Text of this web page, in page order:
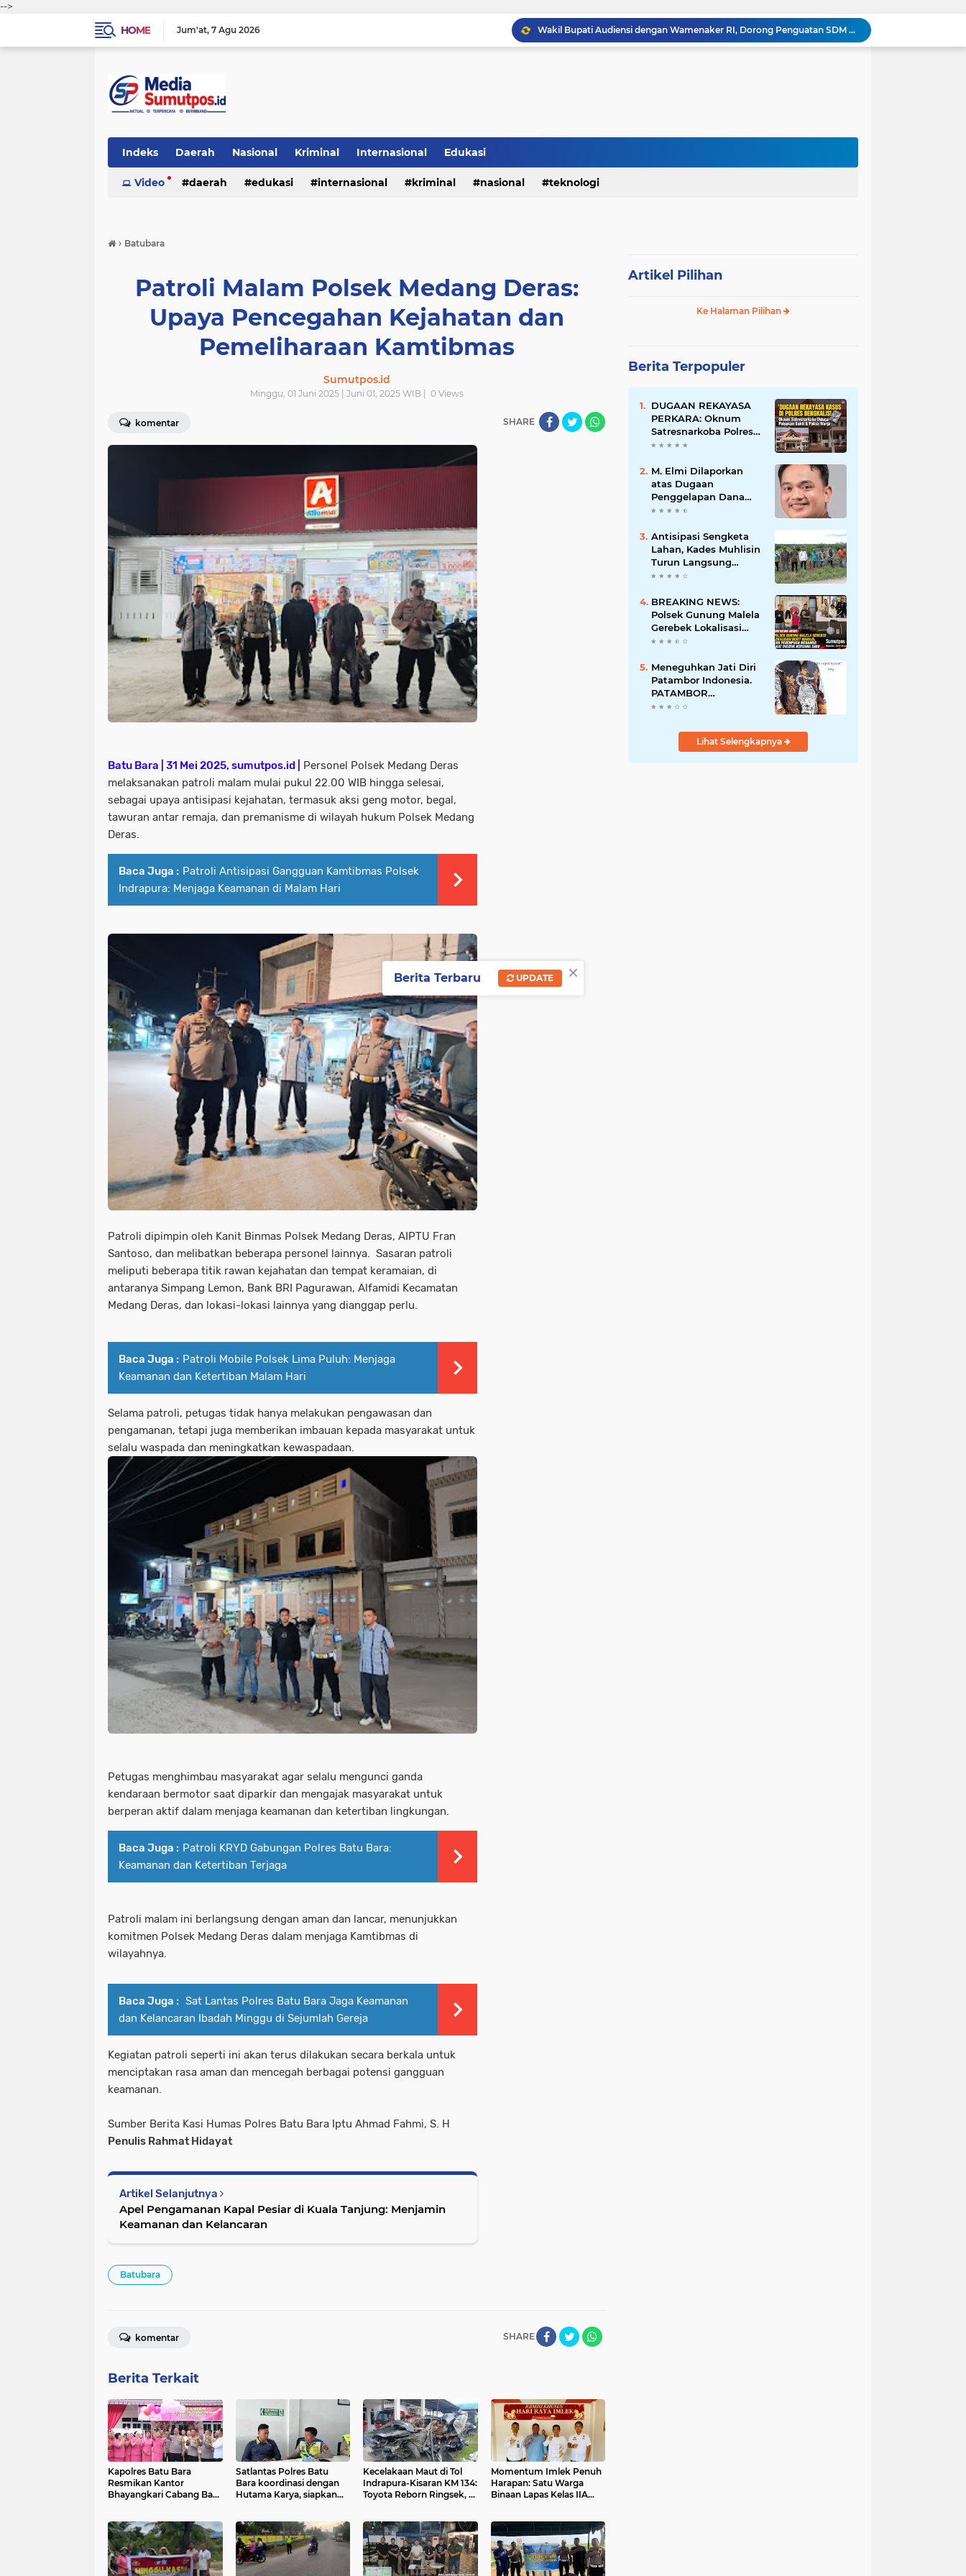
-->
HOME
Jum'at 7 Agu 2026
‎Wakil Bupati Audiensi dengan Wamenaker RI, Dorong Penguatan SDM dan Perlindungan Pekerja di Tanjung Jabung Barat ‎ ‎
HUT RI ke 81 dan Hari Jadi Kab, Tanjung Jabung Barat ke-62 Bupati Anwar Sadat Resmi Buka Lomba Mancing.
DIDUGA Tak Sesuai Spesifikasi, Proyek Rabat Beton Dana Desa Rp119,6 Juta di Sahkuda Bayu Disorot, Warga Minta Inspektorat Turun Periksa
Indeks Daerah Nasional Kriminal Internasional Edukasi
Video daerah edukasi internasional kriminal nasional teknologi
› Batubara
Patroli Malam Polsek Medang Deras:
Upaya Pencegahan Kejahatan dan
Pemeliharaan Kamtibmas
Sumutpos.id
Minggu, 01 Juni 2025 | Juni 01, 2025 WIB | 0Views
komentar SHARE
Batu Bara | 31 Mei 2025, sumutpos.id |
Personel Polsek Medang Deras
melaksanakan patroli malam mulai pukul 22.00 WIB hingga selesai,
sebagai upaya antisipasi kejahatan, termasuk aksi geng motor, begal,
tawuran antar remaja, dan premanisme di wilayah hukum Polsek Medang
Deras.
Baca Juga : Patroli Antisipasi Gangguan Kamtibmas Polsek
Indrapura: Menjaga Keamanan di Malam Hari
Patroli dipimpin oleh Kanit Binmas Polsek Medang Deras, AIPTU Fran
Santoso, dan melibatkan beberapa personel lainnya. Sasaran patroli
meliputi beberapa titik rawan kejahatan dan tempat keramaian, di
antaranya Simpang Lemon, Bank BRI Pagurawan, Alfamidi Kecamatan
Medang Deras, dan lokasi-lokasi lainnya yang dianggap perlu.
Baca Juga : Patroli Mobile Polsek Lima Puluh: Menjaga
Keamanan dan Ketertiban Malam Hari
Selama patroli, petugas tidak hanya melakukan pengawasan dan
pengamanan, tetapi juga memberikan imbauan kepada masyarakat untuk
selalu waspada dan meningkatkan kewaspadaan.
Petugas menghimbau masyarakat agar selalu mengunci ganda
kendaraan bermotor saat diparkir dan mengajak masyarakat untuk
berperan aktif dalam menjaga keamanan dan ketertiban lingkungan.
Baca Juga : Patroli KRYD Gabungan Polres Batu Bara:
Keamanan dan Ketertiban Terjaga
Patroli malam ini berlangsung dengan aman dan lancar, menunjukkan
komitmen Polsek Medang Deras dalam menjaga Kamtibmas di
wilayahnya.
Baca Juga : Sat Lantas Polres Batu Bara Jaga Keamanan
dan Kelancaran Ibadah Minggu di Sejumlah Gereja
Kegiatan patroli seperti ini akan terus dilakukan secara berkala untuk
menciptakan rasa aman dan mencegah berbagai potensi gangguan
keamanan.
Sumber Berita Kasi Humas Polres Batu Bara Iptu Ahmad Fahmi, S. H
Penulis Rahmat Hidayat
Artikel Selanjutnya
Apel Pengamanan Kapal Pesiar di Kuala Tanjung: Menjamin
Keamanan dan Kelancaran
Batubara
SHARE
komentar
Berita Terkait
Kapolres Batu Bara
Resmikan Kantor
Bhayangkari Cabang Batu
Masyarakat
Satlantas Polres Batu
Bara koordinasi dengan
Hutama Karya, siapkan
mudik
Kecelakaan Maut di Tol
Indrapura-Kisaran KM 134:
Toyota Reborn Ringsek, 4
Momentum Imlek Penuh
Harapan: Satu Warga
Binaan Lapas Kelas IIA
Artikel Pilihan
Ke Halaman Pilihan
Berita Terpopuler
DUGAAN REKAYASA
PERKARA: Oknum
Satresnarkoba Polres
Bengkalis Diduga
Hingga Paksa Warga
Hadir di TKP
M. Elmi Dilaporkan
atas Dugaan
Penggelapan Dana
Pensiunan Guru dan
Pastikan Proses
Hukum Berjalan
Antisipasi Sengketa
Lahan, Kades Muhlisin
Turun Langsung
Tinjau Batas Wilayah
Diserobot PT Jatim
Jaya Perkasa
BREAKING NEWS:
Polsek Gunung Malela
Gerebek Lokalisasi
Bukit Maraja, Dua
Saat Diciduk Bersama
Sabu
Meneguhkan Jati Diri
Patambor Indonesia.
PATAMBOR
INDONESIA Akan
Jakarta.
Lihat Selengkapnya
×
Berita Terbaru UPDATE